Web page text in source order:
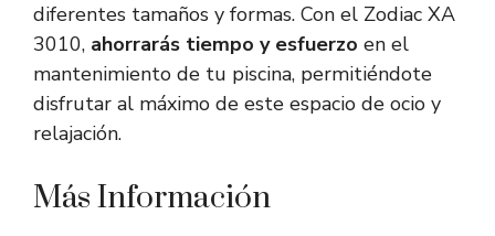
diferentes tamaños y formas. Con el Zodiac XA
3010, ahorrarás tiempo y esfuerzo en el
mantenimiento de tu piscina, permitiéndote
disfrutar al máximo de este espacio de ocio y
relajación.
Más Información